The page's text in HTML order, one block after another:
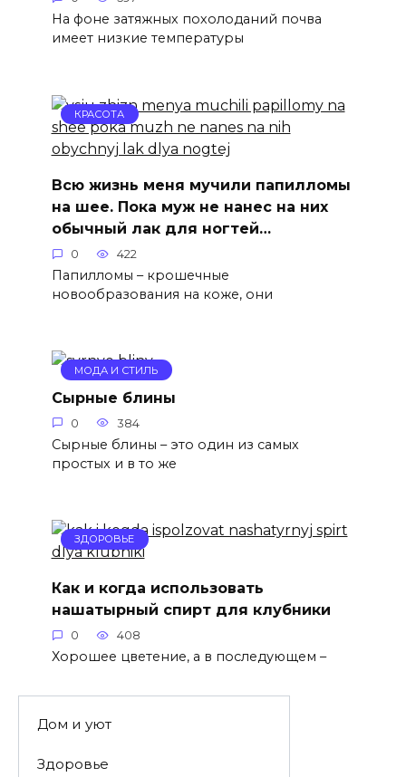
На фоне затяжных похолоданий почва
имеет низкие температуры
КРАСОТА
Всю жизнь меня мучили папилломы
на шее. Пока муж не нанес на них
обычный лак для ногтей…
0 422
Папилломы – крошечные
новообразования на коже, они
МОДА И СТИЛЬ
Сырные блины
0 384
Сырные блины – это один из самых
простых и в то же
ЗДОРОВЬЕ
Как и когда использовать
нашатырный спирт для клубники
0 408
Хорошее цветение, а в последующем –
Дом и уют
Здоровье